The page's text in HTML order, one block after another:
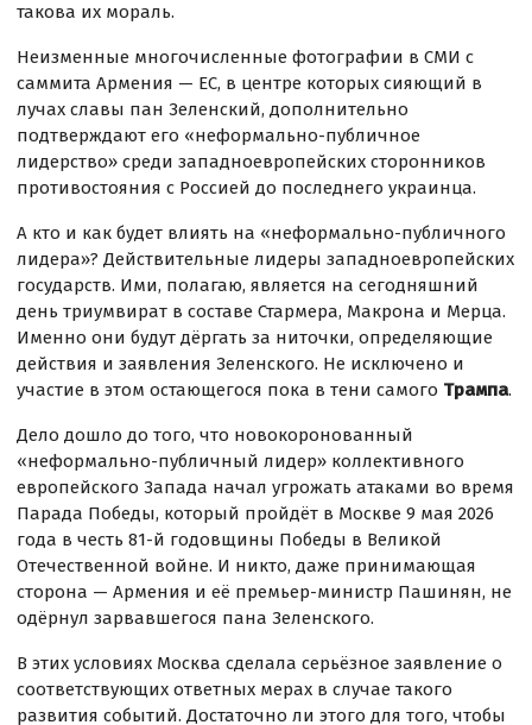
такова их мораль.
Неизменные многочисленные фотографии в СМИ с
саммита Армения — ЕС, в центре которых сияющий в
лучах славы пан Зеленский, дополнительно
подтверждают его «неформально-публичное
лидерство» среди западноевропейских сторонников
противостояния с Россией до последнего украинца.
А кто и как будет влиять на «неформально-публичного
лидера»? Действительные лидеры западноевропейских
государств. Ими, полагаю, является на сегодняшний
день триумвират в составе Стармера, Макрона и Мерца.
Именно они будут дёргать за ниточки, определяющие
действия и заявления Зеленского. Не исключено и
участие в этом остающегося пока в тени самого Трампа.
Дело дошло до того, что новокоронованный
«неформально-публичный лидер» коллективного
европейского Запада начал угрожать атаками во время
Парада Победы, который пройдёт в Москве 9 мая 2026
года в честь 81-й годовщины Победы в Великой
Отечественной войне. И никто, даже принимающая
сторона — Армения и её премьер-министр Пашинян, не
одёрнул зарвавшегося пана Зеленского.
В этих условиях Москва сделала серьёзное заявление о
соответствующих ответных мерах в случае такого
развития событий. Достаточно ли этого для того, чтобы